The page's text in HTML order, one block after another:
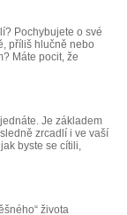
Pochybujete o své
příliš hlučně nebo
Máte pocit, že
Je základem
zrcadlí i ve vaší
byste se cítili,
života